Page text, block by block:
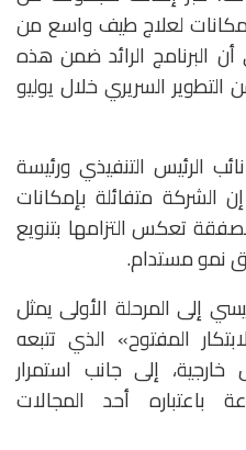
لعلاج طيف واسع من
البرنامج الرائد ضمن هذه
السريري خلال يوليو
الرئيس التنفيذي ورئيسة
الشركة متفائلة بإمكانات
تعكس التزامها بتنويع
نمو مستدام.
إلى المرحلة الأولى يمثل
المفتوح» الذي تتبعه
إلى جانب استمرار
باعتباره أحد المجالات